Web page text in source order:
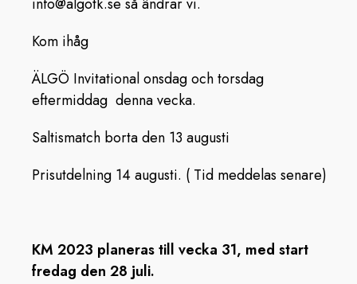
Kom ihåg
ÄLGÖ Invitational onsdag och torsdag
eftermiddag denna vecka.
Saltismatch borta den 13 augusti
Prisutdelning 14 augusti. ( Tid meddelas senare)
KM 2023 planeras till vecka 31, med start
fredag den 28 juli.